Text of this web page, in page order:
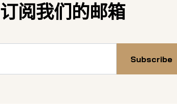
订阅我们的邮箱
Subscribe